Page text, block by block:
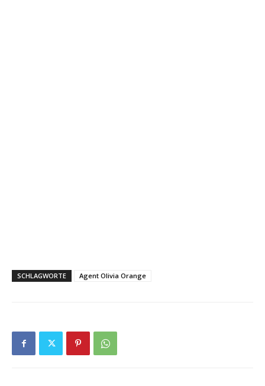
SCHLAGWORTE Agent Olivia Orange